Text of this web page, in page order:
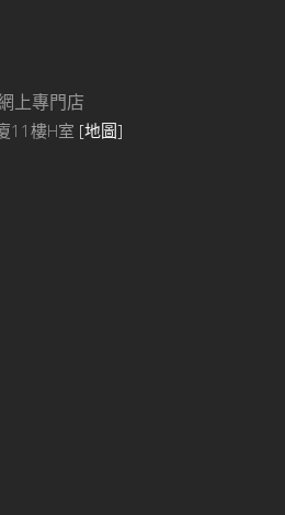
上專門店
11樓H室 [地圖]